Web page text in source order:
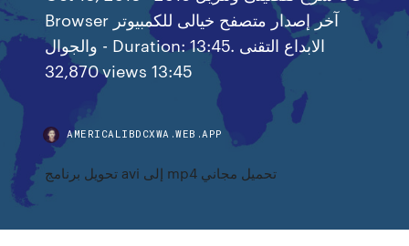
Browser آخر إصدار متصفح خيالى للكمبيوتر
والجوال - Duration: 13:45. الابداع التقنى
32,870 views 13:45
AMERICALIBDCXWA.WEB.APP
تحويل برنامج avi إلى mp4 تحميل مجاني